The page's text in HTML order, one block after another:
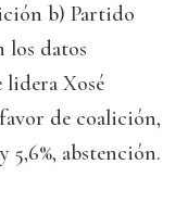
b) Partido
los datos
Xosé
de coalición,
abstención.